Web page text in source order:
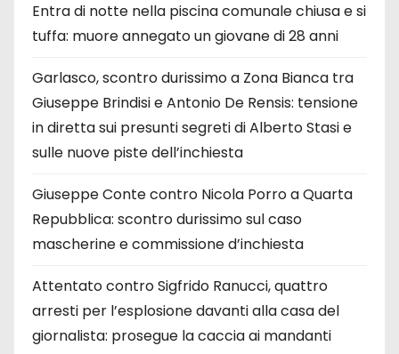
Entra di notte nella piscina comunale chiusa e si
tuffa: muore annegato un giovane di 28 anni
Garlasco, scontro durissimo a Zona Bianca tra
Giuseppe Brindisi e Antonio De Rensis: tensione
in diretta sui presunti segreti di Alberto Stasi e
sulle nuove piste dell’inchiesta
Giuseppe Conte contro Nicola Porro a Quarta
Repubblica: scontro durissimo sul caso
mascherine e commissione d’inchiesta
Attentato contro Sigfrido Ranucci, quattro
arresti per l’esplosione davanti alla casa del
giornalista: prosegue la caccia ai mandanti